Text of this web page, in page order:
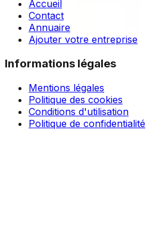
Accueil
Contact
Annuaire
Ajouter votre entreprise
Informations légales
Mentions légales
Politique des cookies
Conditions d'utilisation
Politique de confidentialité